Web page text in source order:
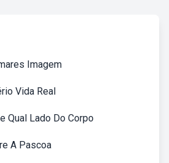
Imagem
Vida Real
Qual Lado Do Corpo
A Pascoa